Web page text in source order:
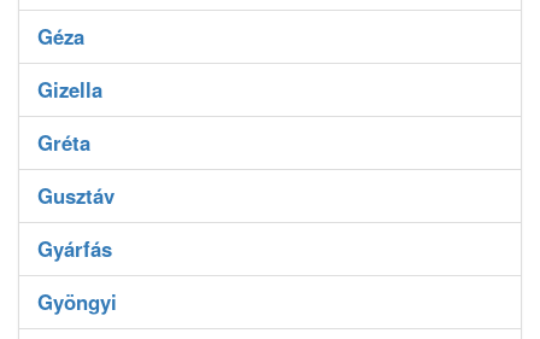
Géza
Gizella
Gréta
Gusztáv
Gyárfás
Gyöngyi